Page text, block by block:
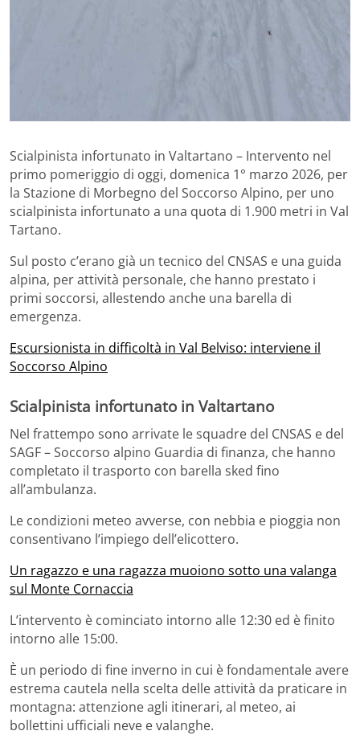
Scialpinista infortunato in Valtartano – Intervento nel
primo pomeriggio di oggi, domenica 1° marzo 2026, per
la Stazione di Morbegno del Soccorso Alpino, per uno
scialpinista infortunato a una quota di 1.900 metri in Val
Tartano.
Sul posto c’erano già un tecnico del CNSAS e una guida
alpina, per attività personale, che hanno prestato i
primi soccorsi, allestendo anche una barella di
emergenza.
Escursionista in difficoltà in Val Belviso: interviene il
Soccorso Alpino
Scialpinista infortunato in Valtartano
Nel frattempo sono arrivate le squadre del CNSAS e del
SAGF – Soccorso alpino Guardia di finanza, che hanno
completato il trasporto con barella sked fino
all’ambulanza.
Le condizioni meteo avverse, con nebbia e pioggia non
consentivano l’impiego dell’elicottero.
Un ragazzo e una ragazza muoiono sotto una valanga
sul Monte Cornaccia
L’intervento è cominciato intorno alle 12:30 ed è finito
intorno alle 15:00.
È un periodo di fine inverno in cui è fondamentale avere
estrema cautela nella scelta delle attività da praticare in
montagna: attenzione agli itinerari, al meteo, ai
bollettini ufficiali neve e valanghe.